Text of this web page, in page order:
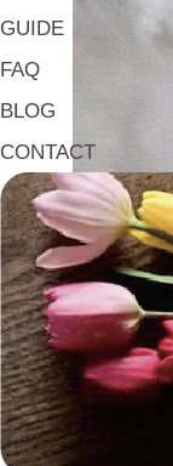
GUIDE
FAQ
BLOG
CONTACT